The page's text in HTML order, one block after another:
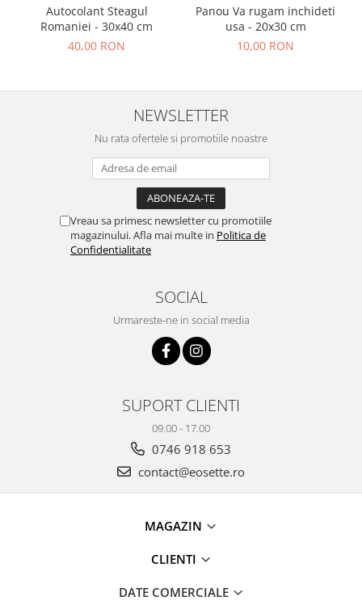
Autocolant Steagul
Romaniei - 30x40 cm
40,00 RON
Panou Va rugam inchideti
usa - 20x30 cm
10,00 RON
NEWSLETTER
Nu rata ofertele si promotiile noastre
Vreau sa primesc newsletter cu promotiile
magazinului. Afla mai multe in Politica de
Confidentialitate
SOCIAL
Urmareste-ne in social media
SUPORT CLIENTI
09.00 - 17.00
0746 918 653
contact@eosette.ro
MAGAZIN
CLIENTI
DATE COMERCIALE